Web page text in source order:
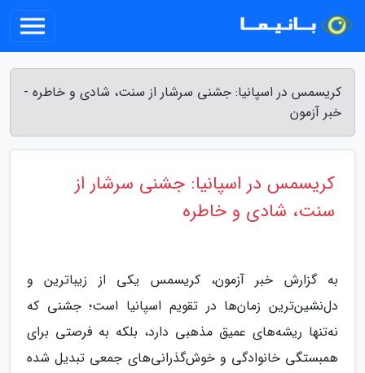
کریسمس در اسپانیا: جشنی سرشار از سنت، شادی و خاطره -
خبر آزمون
کریسمس در اسپانیا: جشنی سرشار از
سنت، شادی و خاطره
به گزارش خبر آزمون، کریسمس یکی از زیباترین و
دل‌نشین‌ترین زمان‌ها در تقویم اسپانیا است؛ جشنی که
نه‌تنها ریشه‌های عمیق مذهبی دارد، بلکه به فرصتی برای
همبستگی خانوادگی و خوش‌گذرانی‌های جمعی تبدیل شده